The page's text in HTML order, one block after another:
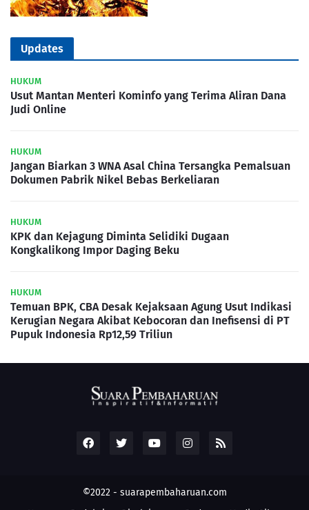
Updates
HUKUM
Usut Mantan Menteri Kominfo yang Terima Aliran Dana
Judi Online
HUKUM
Jangan Biarkan 3 WNA Asal China Tersangka Pemalsuan
Dokumen Pabrik Nikel Bebas Berkeliaran
HUKUM
KPK dan Kejagung Diminta Selidiki Dugaan
Kongkalikong Impor Daging Beku
HUKUM
Temuan BPK, CBA Desak Kejaksaan Agung Usut Indikasi
Kerugian Negara Akibat Kebocoran dan Inefisensi di PT
Pupuk Indonesia Rp12,59 Triliun
©2022 - suarapembaharuan.com